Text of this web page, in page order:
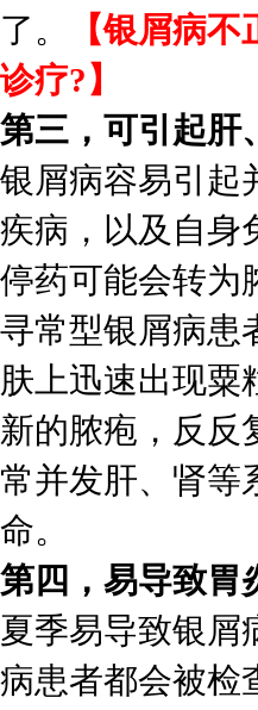
了。
【银屑病
诊疗?】
第三，可引起肝
银屑病容易引起
疾病，以及自身
停药可能会转为
寻常型银屑病患
肤上迅速出现粟
新的脓疱，反反
常并发肝、肾等
命。
第四，易导致胃
夏季易导致银屑
病患者都会被检